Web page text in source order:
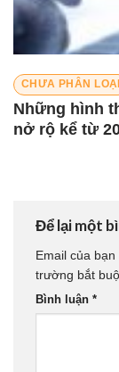
CHƯA PHÂN LOẠI
Những hình
nở rộ kể từ
Để lại một
Email của
trường bắt
Bình luận *